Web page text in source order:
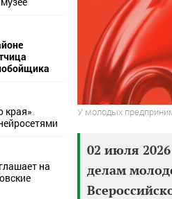
края»
на
У молодых
02 июля
делам